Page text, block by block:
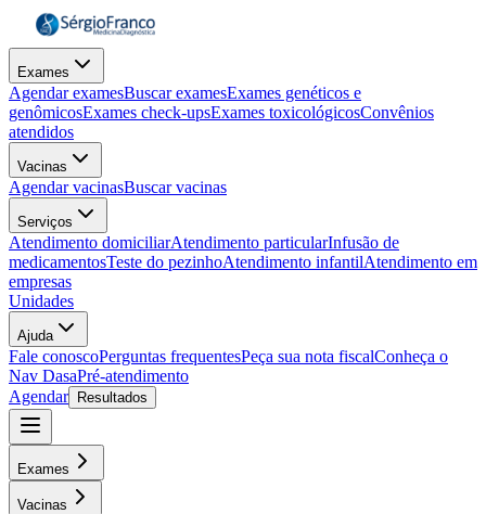
Exames
Agendar examesBuscar examesExames genéticos e
genômicosExames check-upsExames toxicológicosConvênios
atendidos
Vacinas
Agendar vacinasBuscar vacinas
Serviços
Atendimento domiciliarAtendimento particularInfusão de
medicamentosTeste do pezinhoAtendimento infantilAtendimento em
empresas
Unidades
Ajuda
Fale conoscoPerguntas frequentesPeça sua nota fiscalConheça o
Nav DasaPré-atendimento
Agendar
Resultados
Exames
Vacinas